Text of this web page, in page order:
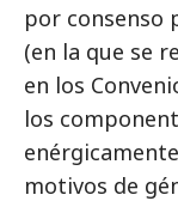
por consenso
(en la que se
en los
los
motivos de